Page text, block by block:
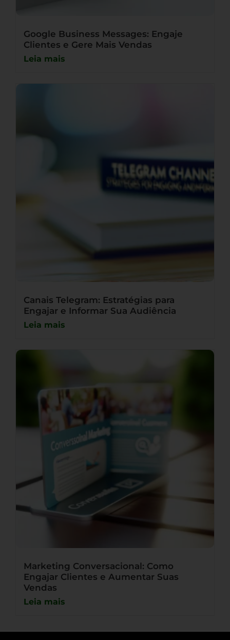
Google Business Messages: Engaje
Clientes e Gere Mais Vendas
Leia mais
Canais Telegram: Estratégias para
Engajar e Informar Sua Audiência
Leia mais
Marketing Conversacional: Como
Engajar Clientes e Aumentar Suas
Vendas
Leia mais